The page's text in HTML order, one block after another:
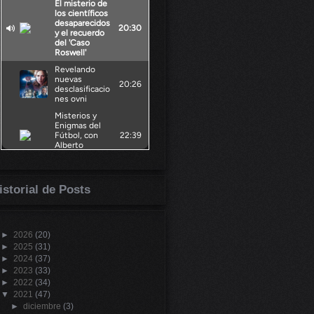
de Posts
► 2026 (20)
► 2025 (31)
► 2024 (37)
► 2023 (33)
► 2022 (34)
▼ 2021 (47)
►diciembre (3)